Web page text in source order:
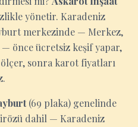
yönetir. Karadeniz
merkezinde — Merkez,
önce ücretsiz keşif yapar,
ölçer, sonra karot fiyatları
(69 plaka) genelinde
dahil — Karadeniz